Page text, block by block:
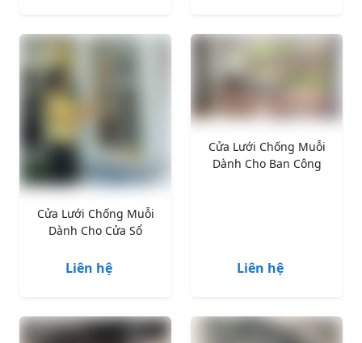
Cửa Lưới Chống Muỗi
Dành Cho Cửa Sổ
Liên hệ
Cửa Lưới Chống Muỗi
Dành Cho Ban Công
Liên hệ